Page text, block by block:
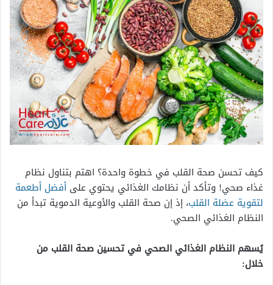
كيف تحسن صحة القلب في خطوة واحدة؟ اهتم بتناول نظام
غذاء صحي! وتأكد أن نظامك الغذائي يحتوي على أفضل أطعمة
لتقوية عضلة القلب، إذ إن صحة القلب والأوعية الدموية تبدأ من
النظام الغذائي الصحي.
يُسهم النظام الغذائي الصحي في تحسين صحة القلب من
خلال: